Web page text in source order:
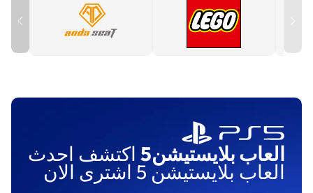
العاب بلايستيشن5 اكتشف احدث
العاب بلايستيشن 5 اشترى الان